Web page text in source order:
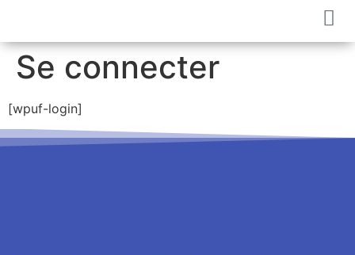
Se connecter
[wpuf-login]